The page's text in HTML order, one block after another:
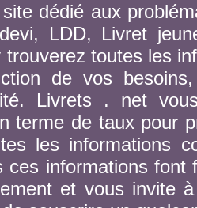
dédié aux
LDD, Livret
trouverez toutes les
de vos
Livrets . net
terme de taux pour
les informations
ces informations
et vous invite